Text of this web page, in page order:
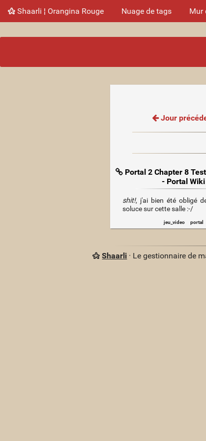
Shaarli ¦ Orangina Rouge Nuage de tags Mur
Jour
Portal 2 Chapter 8
- Portal Wiki
shit!, j'ai bien été obligé
soluce sur cette salle :-/
jeu_video portal
Shaarli · Le gestionnaire de